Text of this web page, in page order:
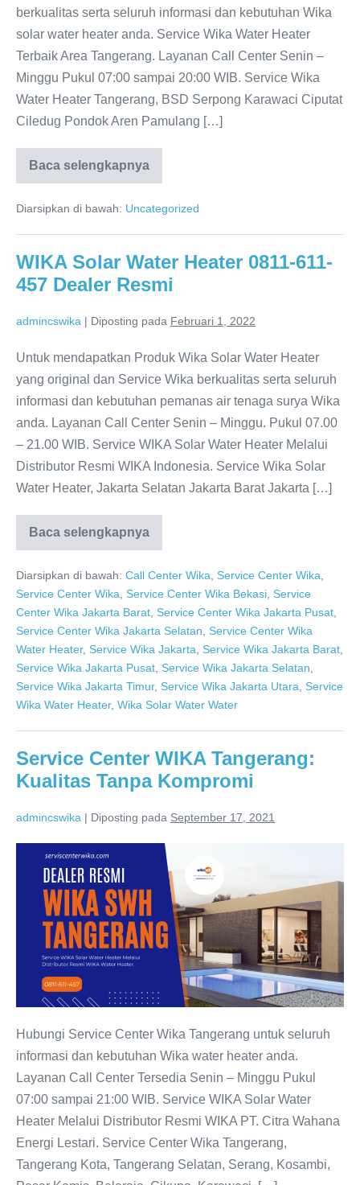
berkualitas serta seluruh informasi dan kebutuhan Wika
solar water heater anda. Service Wika Water Heater
Terbaik Area Tangerang. Layanan Call Center Senin –
Minggu Pukul 07:00 sampai 20:00 WIB. Service Wika
Water Heater Tangerang, BSD Serpong Karawaci Ciputat
Ciledug Pondok Aren Pamulang […]
Baca selengkapnya
WIKA
Water
Tangerang
611-
Distributor
Resmi
Diarsipkan di bawah: Uncategorized
WIKA Solar Water Heater 0811-611-
457 Dealer Resmi
admincswika | Diposting pada Februari 1, 2022
Untuk mendapatkan Produk Wika Solar Water Heater
yang original dan Service Wika berkualitas serta seluruh
informasi dan kebutuhan pemanas air tenaga surya Wika
anda. Layanan Call Center Senin – Minggu. Pukul 07.00
– 21.00 WIB. Service WIKA Solar Water Heater Melalui
Distributor Resmi WIKA Indonesia. Service Wika Solar
Water Heater, Jakarta Selatan Jakarta Barat Jakarta […]
Baca selengkapnya
WIKA
Solar
Heater
0811-
611-
457
Dealer
Diarsipkan di bawah: Call Center Wika Service Center Wika
Service Center Wika
Service Center Wika Bekasi Service
Center Wika Jakarta Barat Service Center Wika Jakarta Pusat
Service Center Wika Jakarta Selatan
Service Center Wika
Water Heater, Service Wika Jakarta Service Wika Jakarta Barat
Service Wika Jakarta Pusat Service Wika Jakarta Selatan
Service Wika Jakarta Timur, Service Wika Jakarta Utara
Service
Wika Water Heater, Wika Solar Water Water
Service Center WIKA Tangerang:
Kualitas Tanpa Kompromi
admincswika | Diposting pada September 17, 2021
Service
Center
WIKA
Tangerang:
Kualitas
Tanpa
Kompromi
Hubungi Service Center Wika Tangerang untuk seluruh
informasi dan kebutuhan Wika water heater anda.
Layanan Call Center Tersedia Senin – Minggu Pukul
07:00 sampai 21:00 WIB. Service WIKA Solar Water
Heater Melalui Distributor Resmi WIKA PT. Citra Wahana
Energi Lestari. Service Center Wika Tangerang,
Tangerang Kota, Tangerang Selatan, Serang, Kosambi,